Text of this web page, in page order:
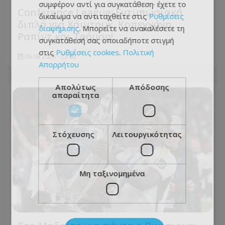
Conference League: Εντυπωσιακά
διπλά για Χάιντουκ, Κοπεγχάγη,
Ραπίντ και Τρόμσο!
06.08.2026 - 23:06
συμφέρον αντί για συγκατάθεση· έχετε το
δικαίωμα να αντιταχθείτε στις Ρυθμίσεις
διαφήμισης. Μπορείτε να ανακαλέσετε τη
συγκατάθεσή σας οποιαδήποτε στιγμή
στις Ρυθμίσεις cookies. Πολιτική
Απορρήτου
Απολύτως
απαραίτητα
Απόδοσης
Στόχευσης Λειτουργικότητας
Μη ταξινομημένα